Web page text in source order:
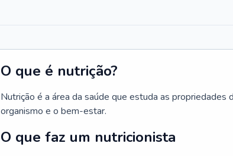
O que é nutrição?
Nutrição é a área da saúde que estuda as
organismo e o bem-estar.
O que faz um nutricionista